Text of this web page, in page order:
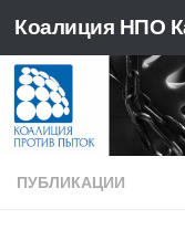
Перейти к
ПУБЛИКАЦИИ